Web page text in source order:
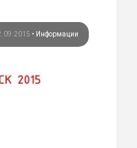
• Информации